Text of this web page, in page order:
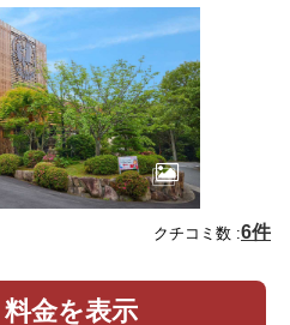
クチコミ数 :6件
料金を表示